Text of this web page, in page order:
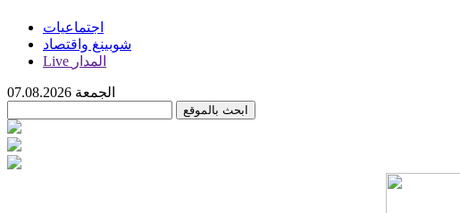
اجتماعيات
شوبينغ واقتصاد
Live المدار